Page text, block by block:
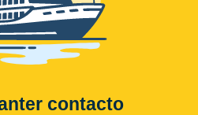
contacto